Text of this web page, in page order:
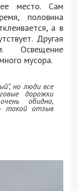
место. Сам
половина
а в
Другая
Освещение
мусора.
но люди все
дорожки
обидно,
такой отзыв